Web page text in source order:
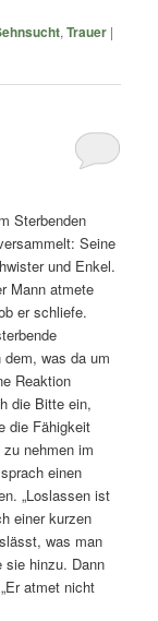
,Trauer |
Sterbenden
Seine
und Enkel.
Mann atmete
er schliefe.
was da um
Reaktion
die Bitte ein,
die Fähigkeit
nehmen im
einen
„Loslassen ist
einer kurzen
was man
sie hinzu. Dann
atmet nicht